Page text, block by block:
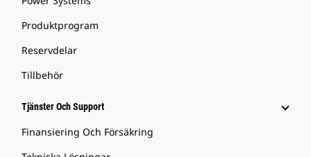
Produktprogram
Reservdelar
Tillbehör
Tjänster Och Support
Finansiering Och Försäkring